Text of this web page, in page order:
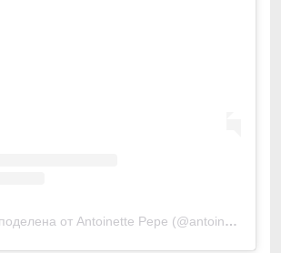
от Antoinette Pepe (@antoinettepepe)